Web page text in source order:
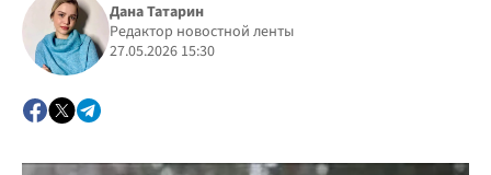
Дана Татарин
Редактор новостной ленты
27.05.2026 15:30